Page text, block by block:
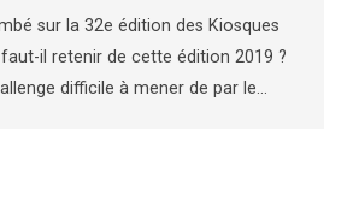
sur la 32e édition des Kiosques
il retenir de cette édition 2019 ?
difficile à mener de par le…